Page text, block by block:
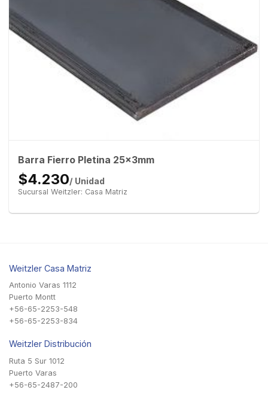
Barra Fierro Pletina 25x3mm
$4.230/ Unidad
Sucursal Weitzler: Casa Matriz
Weitzler Casa Matriz
Antonio Varas 1112
Puerto Montt
+56-65-2253-548
+56-65-2253-834
Weitzler Distribución
Ruta 5 Sur 1012
Puerto Varas
+56-65-2487-200